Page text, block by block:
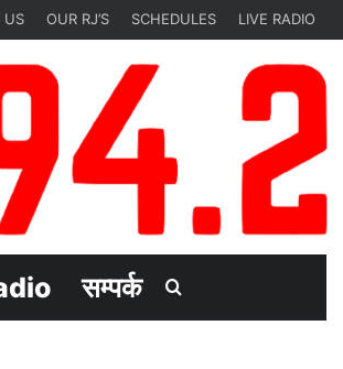
US OUR RJ’S SCHEDULES LIVE RADIO
सम्पर्क